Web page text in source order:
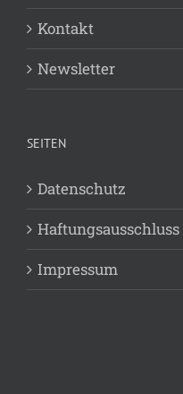
Kontakt
Newsletter
SEITEN
Datenschutz
Haftungsausschluss
Impressum